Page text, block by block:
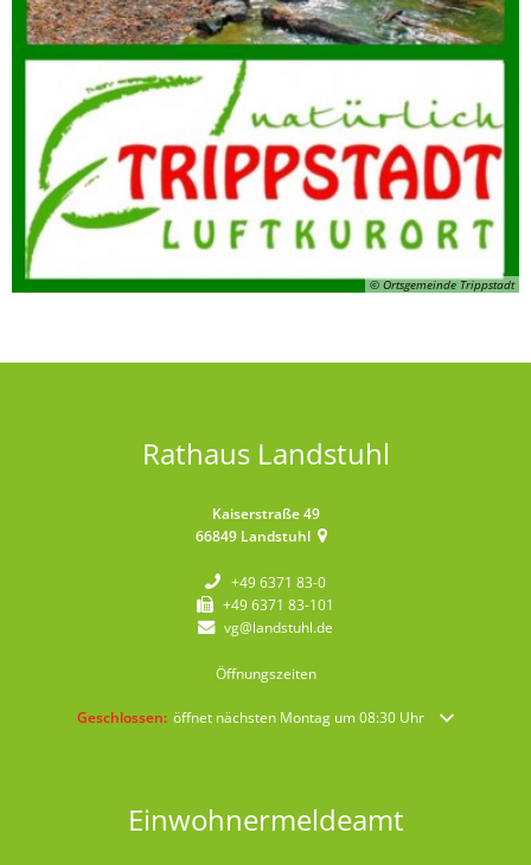
© Ortsgemeinde Trippstadt
Rathaus Landstuhl
Kaiserstraße 49
66849 Landstuhl
+49 6371 83-0
+49 6371 83-101
vg@landstuhl.de
Öffnungszeiten
Klicken, um weitere Öffnungs- oder Schließzeiten auszublenden
Geschlossen: öffnet nächsten Montag um 08:30 Uhr
Einwohnermeldeamt